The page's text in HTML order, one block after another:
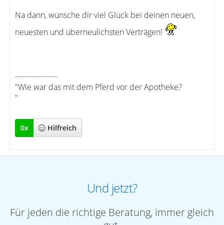
Na dann, wünsche dir viel Glück bei deinen neuen,
neuesten und überneulichsten Verträgen!
-----------------
"Wie war das mit dem Pferd vor der Apotheke?
"
0x Hilfreich
Und jetzt?
Für jeden die richtige Beratung, immer gleich